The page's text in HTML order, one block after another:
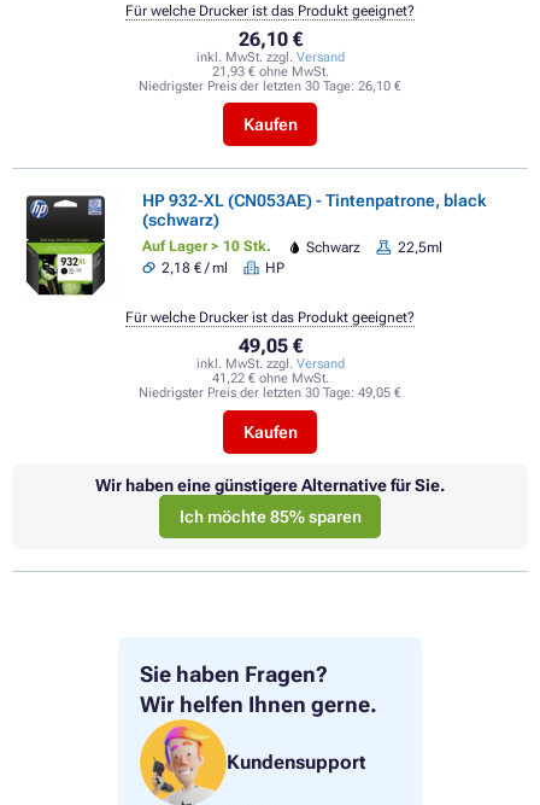
Sie haben Fragen?
Wir helfen Ihnen gerne.
Kundensupport
26,10 €
inkl. MwSt. zzgl. Versand
21,93 € ohne MwSt.
Niedrigster Preis der letzten 30 Tage: 26,10 €
Kaufen
Für welche Drucker ist das Produkt geeignet?
HP 932-XL (CN053AE) - Tintenpatrone, black
(schwarz)
Auf Lager > 10 Stk. Schwarz
22,5ml
2,18 € / ml
HP
49,05 €
inkl. MwSt. zzgl. Versand
41,22 € ohne MwSt.
Niedrigster Preis der letzten 30 Tage: 49,05 €
Kaufen
Für welche Drucker ist das Produkt geeignet?
Wir haben eine günstigere Alternative für Sie.
Ich möchte 85% sparen